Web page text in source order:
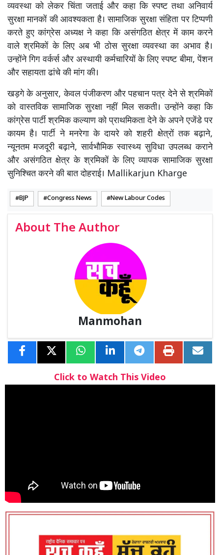
व्यवस्था को लेकर चिंता जताई और कहा कि स्पष्ट तथा अनिवार्य
सुरक्षा मानकों की आवश्यकता है। सामाजिक सुरक्षा संहिता पर टिप्पणी
करते हुए कांग्रेस अध्यक्ष ने कहा कि असंगठित क्षेत्र में काम करने
वाले श्रमिकों के लिए अब भी ठोस सुरक्षा व्यवस्था का अभाव है।
उन्होंने गिग वर्कर्स और अस्थायी कर्मचारियों के लिए स्पष्ट बीमा, पेंशन
और सहायता ढांचे की मांग की।
खड़गे के अनुसार, केवल पंजीकरण और पहचान पत्र देने से श्रमिकों
को वास्तविक सामाजिक सुरक्षा नहीं मिल सकती। उन्होंने कहा कि
कांग्रेस पार्टी श्रमिक कल्याण को प्राथमिकता देने के अपने एजेंडे पर
कायम है। पार्टी ने मनरेगा के दायरे को शहरी क्षेत्रों तक बढ़ाने,
न्यूनतम मजदूरी बढ़ाने, सार्वभौमिक स्वास्थ्य सुविधा उपलब्ध कराने
और असंगठित क्षेत्र के श्रमिकों के लिए व्यापक सामाजिक सुरक्षा
सुनिश्चित करने की बात दोहराई। Mallikarjun Kharge
BJP Congress News New Labour Codes
About The Author
Manmohan
Click to Watch This Video